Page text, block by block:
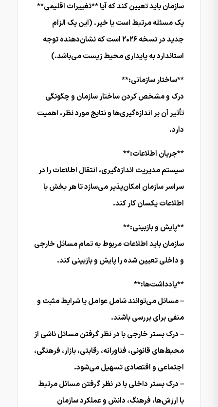
سازمان باید تعیین کند که آیا **تغییرات اقلیمی**
یک مسئله مرتبط است یا خیر. (این یک الزام
جدید در نسخه ۲۰۲۶ است که نشان‌دهنده توجه
استاندارد به پایداری محیط زیست می‌باشد.)
**ساختار سازمانی:**
درک و مشخص کردن ساختار سازمان و چگونگی
تأثیر آن بر اندازه‌گیری‌ها و نتایج مورد نظر، اهمیت
دارد.
**جریان اطلاعات:**
سیستم مدیریت اندازه‌گیری، انتقال اطلاعات را در
سراسر سازمان امکان‌پذیر می‌سازد تا هر بخش با
اطلاعات یکسان کار کند.
**پایش و بازبینی:**
سازمان باید اطلاعات مربوط به تمام مسائل خارجی
و داخلی تعیین شده را پایش و بازبینی کند.
**یادداشت‌ها:**
– مسائل می‌توانند شامل عوامل یا شرایط مثبت و
منفی برای بررسی باشند.
– درک بستر خارجی با در نظر گرفتن مسائل ناشی از
محیط‌های قانونی، فناورانه، رقابتی، بازار، فرهنگی،
اجتماعی و اقتصادی تسهیل می‌شود.
– درک بستر داخلی با در نظر گرفتن مسائل مرتبط
با ارزش‌ها، فرهنگ، دانش و عملکرد سازمان